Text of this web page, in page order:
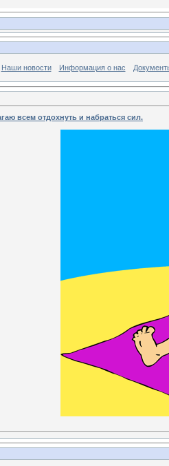
Наши новости Информация о нас
всем отдохнуть и набраться сил.